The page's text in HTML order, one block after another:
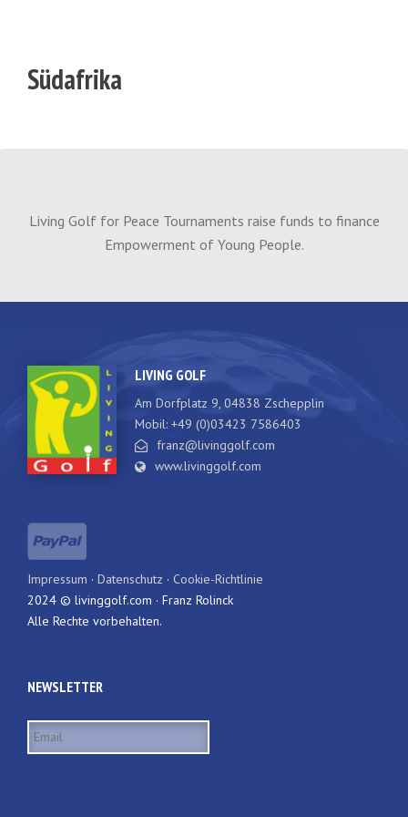
Südafrika
Living Golf for Peace Tournaments raise funds to finance
Empowerment of Young People.
LIVING GOLF
Am Dorfplatz 9, 04838 Zschepplin
Mobil: +49 (0)03423 7586403
franz@livinggolf.com
www.livinggolf.com
Impressum · Datenschutz · Cookie-Richtlinie
2024 © livinggolf.com · Franz Rolinck
Alle Rechte vorbehalten.
NEWSLETTER